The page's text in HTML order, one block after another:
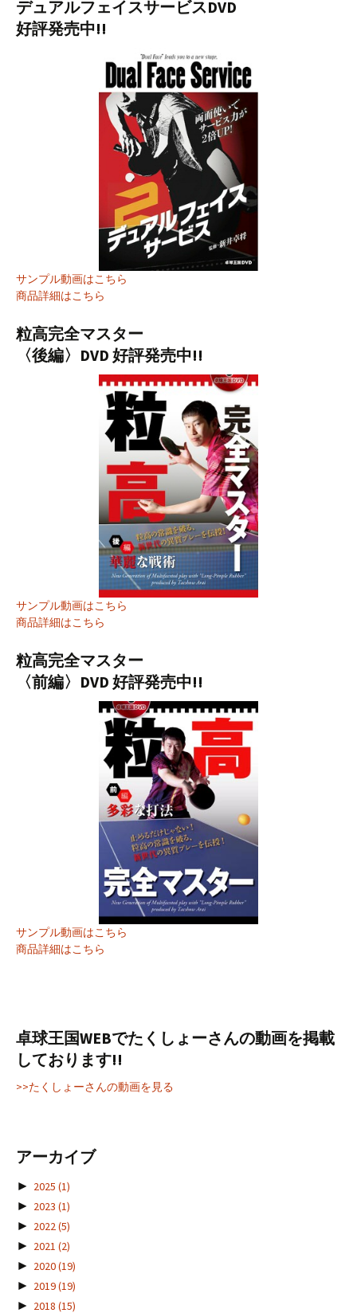
デュアルフェイスサービスDVD
好評発売中!!
サンプル動画はこちら
商品詳細はこちら
粒高完全マスター
〈後編〉DVD 好評発売中!!
サンプル動画はこちら
商品詳細はこちら
粒高完全マスター
〈前編〉DVD 好評発売中!!
サンプル動画はこちら
商品詳細はこちら
卓球王国WEBでたくしょーさんの動画を掲載
しております!!
>>たくしょーさんの動画を見る
アーカイブ
► 2025 (1)
► 2023 (1)
► 2022(5)
► 2021 (2)
► 2020(19)
► 2019(19)
► 2018 (15)